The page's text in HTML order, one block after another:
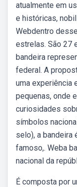
atualmente em
e históricas,
Webdentro
estrelas. São 27
bandeira
federal. A
uma experiência
pequenas, onde
curiosidades
símbolos
selo), a bandeira
famoso,. Weba
nacional da
É composta por